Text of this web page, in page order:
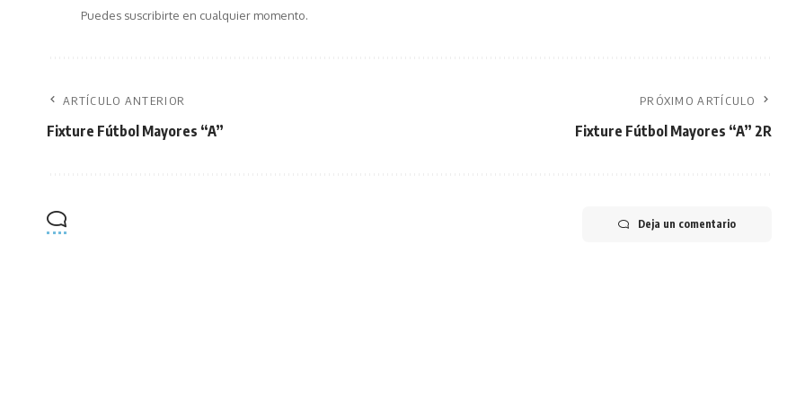
Puedes suscribirte en cualquier momento.
ARTÍCULO ANTERIOR
Fixture Fútbol Mayores “A”
PRÓXIMO ARTÍCULO
Fixture Fútbol Mayores “A” 2R
Deja un comentario